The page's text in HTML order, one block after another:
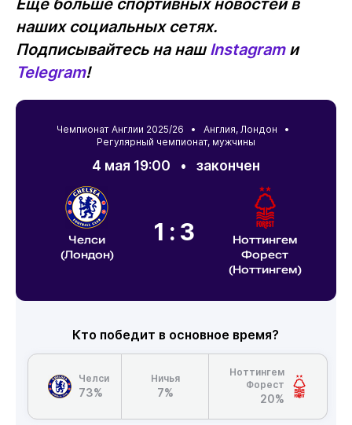
Ещё больше спортивных новостей в
наших социальных сетях.
Подписывайтесь на нашInstagramи
Telegram!
Чемпионат Англии 2025/26 •Англия,Лондон •
Регулярный чемпионат, мужчины
4 мая 19:00 • закончен
Челси
(Лондон)
1:3
Ноттингем
Форест
(Ноттингем)
Кто победит в основное время?
Челси
73%
Ничья
7%
Ноттингем
Форест
20%